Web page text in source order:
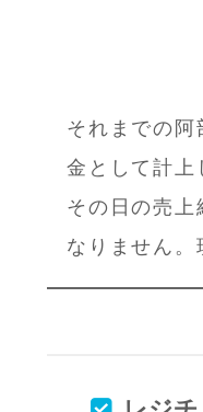
それまでの
金として計上
その日の売
なりません。